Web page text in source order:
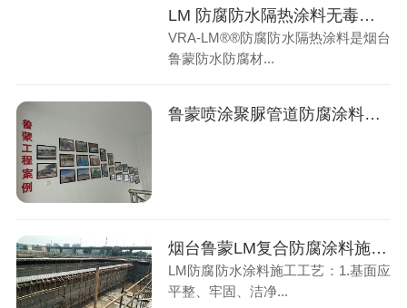
LM 防腐防水隔热涂料无毒、无污染，是绿色环保涂料
VRA-LM®®防腐防水隔热涂料是烟台
鲁蒙防水防腐材...
鲁蒙喷涂聚脲管道防腐涂料是环境友好型的涂料产品
烟台鲁蒙LM复合防腐涂料施工工艺
LM防腐防水涂料施工工艺：1.基面应
平整、牢固、洁净...